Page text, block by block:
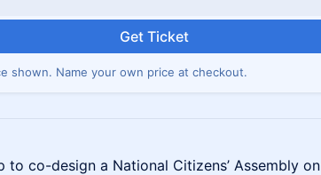
Get Ticket
shown. Name your own price at checkout.
to co-design a National Citizens’ Assembly on